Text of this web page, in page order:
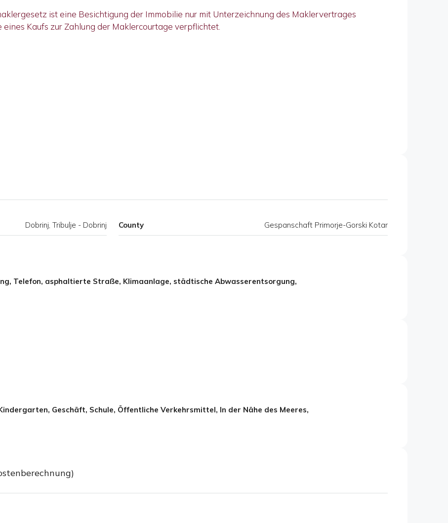
ist eine Besichtigung der Immobilie nur mit Unterzeichnung des Maklervertrages
Kaufs zur Zahlung der Maklercourtage verpflichtet.
Dobrinj, Tribulje - Dobrinj County Gespanschaft Primorje-Gorski Kotar
Telefon, asphaltierte Straße, Klimaanlage, städtische Abwasserentsorgung,
Geschäft, Schule, Öffentliche Verkehrsmittel, In der Nähe des Meeres,